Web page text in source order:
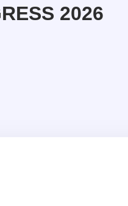
2026